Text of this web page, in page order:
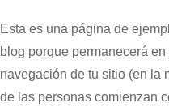
Esta es una página de
blog porque permanecerá
navegación de tu sitio (en la
de las personas comienzan